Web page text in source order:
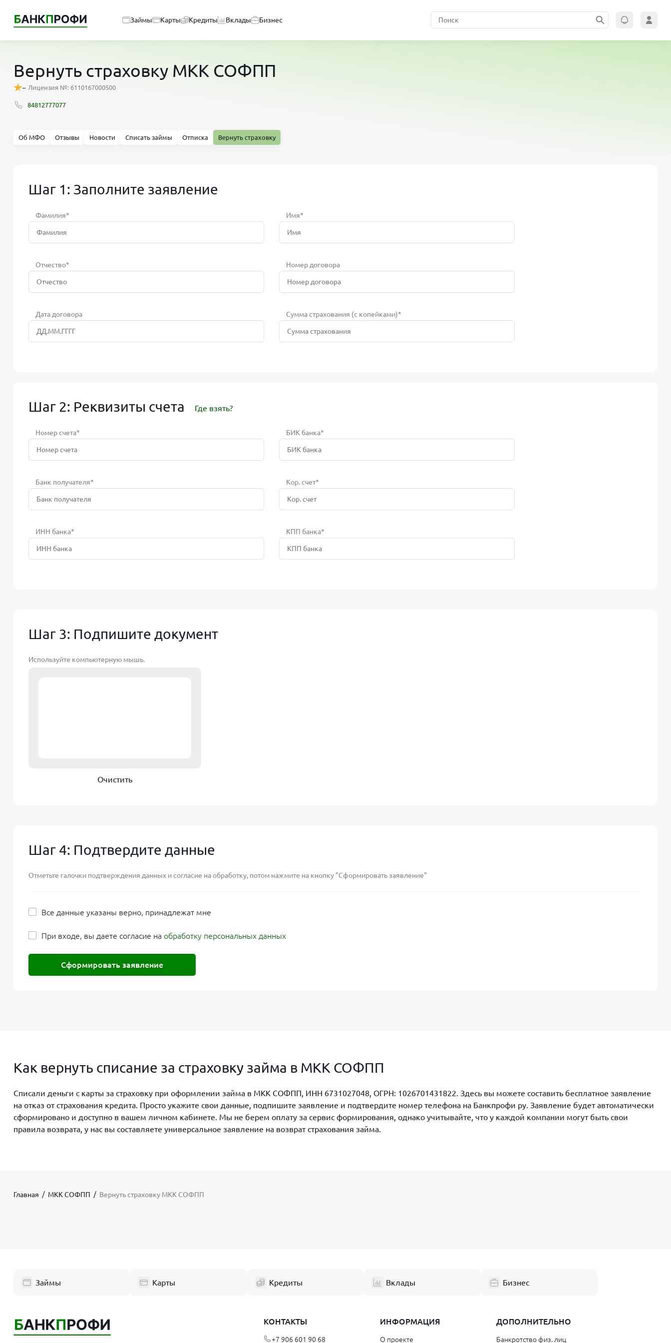
Займы Карты Кредиты Вклады Бизнес
Вернуть страховку МКК СОФПП
– Лицензия №: 6110167000500
84812777077
Об МФО Отзывы Новости Списать займы Отписка Вернуть страховку
Шаг 1: Заполните заявление
Фамилия* Имя*
Отчество* Номер договора
Дата договора Сумма страхования (с копейками)*
Шаг 2: Реквизиты счета Где взять?
Номер счета* БИК банка*
Банк получателя* Кор. счет*
ИНН банка* КПП банка*
Шаг 3: Подпишите документ
Используйте компьютерную мышь.
Очистить
Шаг 4: Подтвердите данные
Отметьте галочки подтверждения данных и согласие на обработку, потом нажмите на кнопку "Сформировать заявление"
Все данные указаны верно, принадлежат мне
При входе, вы даете согласие на обработку персональных данных
Сформировать заявление
Как вернуть списание за страховку займа в МКК СОФПП
Списали деньги с карты за страховку при оформлении займа в МКК СОФПП, ИНН 6731027048, ОГРН: 1026701431822. Здесь вы можете составить бесплатное заявление
на отказ от страхования кредита. Просто укажите свои данные, подпишите заявление и подтвердите номер телефона на Банкпрофи ру. Заявление будет автоматически
сформировано и доступно в вашем личном кабинете. Мы не берем оплату за сервис формирования, однако учитывайте, что у каждой компании могут быть свои
правила возврата, у нас вы составляете универсальное заявление на возврат страхования займа.
Главная МКК СОФПП Вернуть страховку МКК СОФПП
Займы Карты Кредиты Вклады Бизнес
КОНТАКТЫ
+7 906 601 90 68
ИНФОРМАЦИЯ
О проекте
ДОПОЛНИТЕЛЬНО
Банкротство физ. лиц